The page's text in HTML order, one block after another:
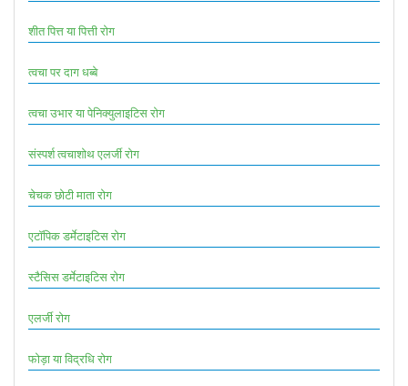
शीत पित्त या पित्ती रोग
त्वचा पर दाग धब्बे
त्वचा उभार या पेनिक्युलाइटिस रोग
संस्पर्श त्वचाशोथ एलर्जी रोग
चेचक छोटी माता रोग
एटॉपिक डर्मेटाइटिस रोग
स्टैसिस डर्मेटाइटिस रोग
एलर्जी रोग
फोड़ा या विद्रधि रोग